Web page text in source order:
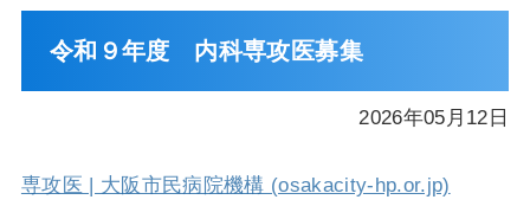
令和９年度 内科専攻医募集
2026年05月12日
専攻医 | 大阪市民病院機構 (osakacity-hp.or.jp)